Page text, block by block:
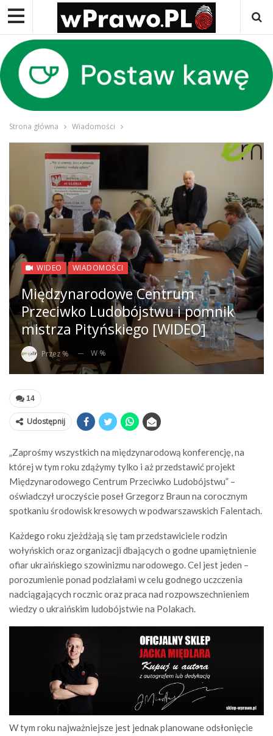
Strona główna Wiadomości
WIDEO WIADOMOŚCI
Międzynarodowe Centrum
Przeciwko Ludobójstwu i pomnik
mistrza Pityńskiego [WIDEO]
Przez % W %
14
Udostępnij
„Zaprośmy wszystkich na międzynarodową konferencję, na
której w tym roku zdążymy tylko i aż przedstawić projekt
Międzynarodowego Centrum Przeciwko Ludobójstwu” –
oświadczył uroczyście poseł Grzegorz Braun na corocznym
spotkaniu środowisk kresowych w podwarszawskich Falentach.
Każdego roku zjeżdżają się tam przedstawiciele rodzin
wołyńskich oraz organizacji dbających o godne upamiętnienie
ofiar ukraińskiego szowinizmu narodowego. Cel jest jeden –
porozumienie ponad podziałami w celu godnego uczczenia
nadciągających rocznic oraz praca nad rozpowszechnieniem
wiedzy o ukraińskim ludobójstwie na Polakach.
W tym roku najważniejsze jest jednak planowane odsłonięcie